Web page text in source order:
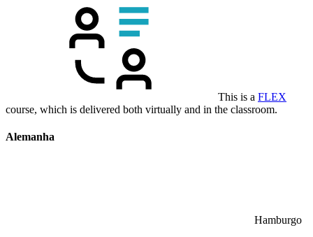
This is a FLEX
course, which is delivered both virtually and in the classroom.
Alemanha
Hamburgo